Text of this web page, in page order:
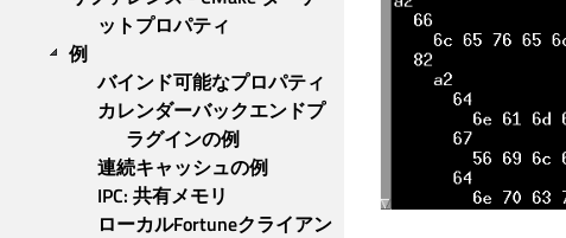
ットプロパティ
例
バインド可能なプロパティ
カレンダーバックエンドプ
ラグインの例
連続キャッシュの例
IPC: 共有メモリ
ローカルFortuneクライアン